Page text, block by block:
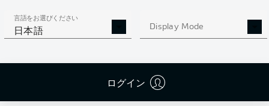
言語をお選びください
日本語 Display Mode
ログイン
Marcel Schuhen